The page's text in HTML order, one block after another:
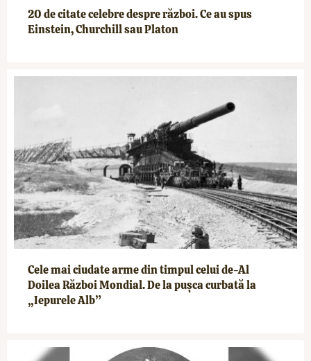
20 de citate celebre despre război. Ce au spus
Einstein, Churchill sau Platon
Cele mai ciudate arme din timpul celui de-Al
Doilea Război Mondial. De la pușca curbată la
„Iepurele Alb”